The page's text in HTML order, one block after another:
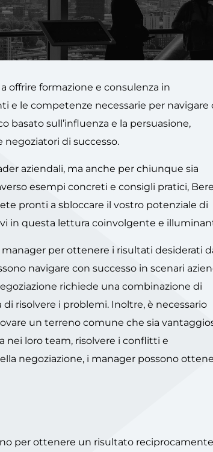
offrire formazione e consulenza in
e le competenze necessarie per navigare
basato sull’influenza e la persuasione,
negoziatori di successo.
aziendali, ma anche per chiunque sia
esempi concreti e consigli pratici,
pronti a sbloccare il vostro potenziale di
in questa lettura coinvolgente e
per ottenere i risultati desiderati
navigare con successo in scenari
richiede una combinazione di
risolvere i problemi. Inoltre, è necessario
un terreno comune che sia
nei loro team, risolvere i conflitti e
negoziazione, i manager possono
per ottenere un risultato reciprocamente